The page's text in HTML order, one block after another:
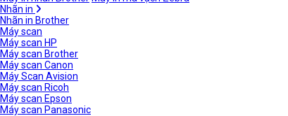
Nhãn in
Nhãn in Brother
Máy scan
Máy scan HP
Máy scan Brother
Máy scan Canon
Máy Scan Avision
Máy scan Ricoh
Máy scan Epson
Máy scan Panasonic